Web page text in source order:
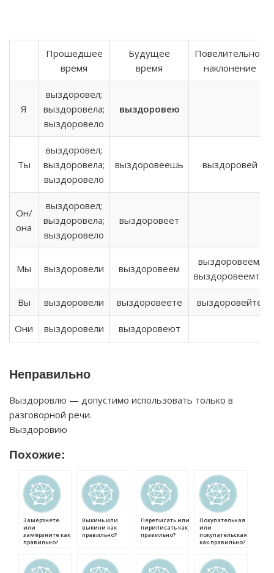
Прошедшее
время
Будущее
время
Повелительное
наклонение
Я
выздоровел;
выздоровела;
выздоровело
выздоровею
Ты
выздоровел;
выздоровела;
выздоровело
выздоровеешь выздоровей
Он/
она
выздоровел;
выздоровела;
выздоровело
выздоровеет
Мы выздоровели выздоровеем
выздоровеем;
выздоровеемте
Вы выздоровели выздоровеете выздоровейте
Они выздоровели выздоровеют
Неправильно
Выздоровлю — допустимо использовать только в
разговорной речи.
Выздоровию
Похожие:
Замёрзнете
или
замёрзните как
правильно?
Выкинь или
выкини как
правильно?
Переписать или
пириписать как
правильно?
Покупательная
или
покупательская
как правильно?